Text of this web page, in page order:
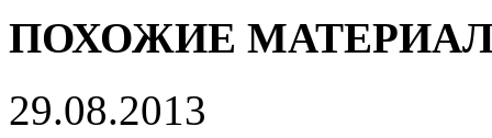
ПОХОЖИЕ
29.08.2013